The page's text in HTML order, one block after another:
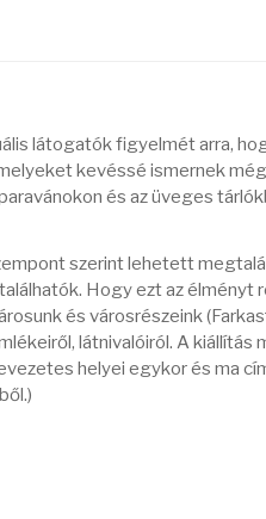
látogatók figyelmét arra,
kevéssé ismernek
és az üveges
szerint lehetett
Hogy ezt az élményt
és városrészeink
látnivalóiról. A kiállítás
helyei egykor és ma